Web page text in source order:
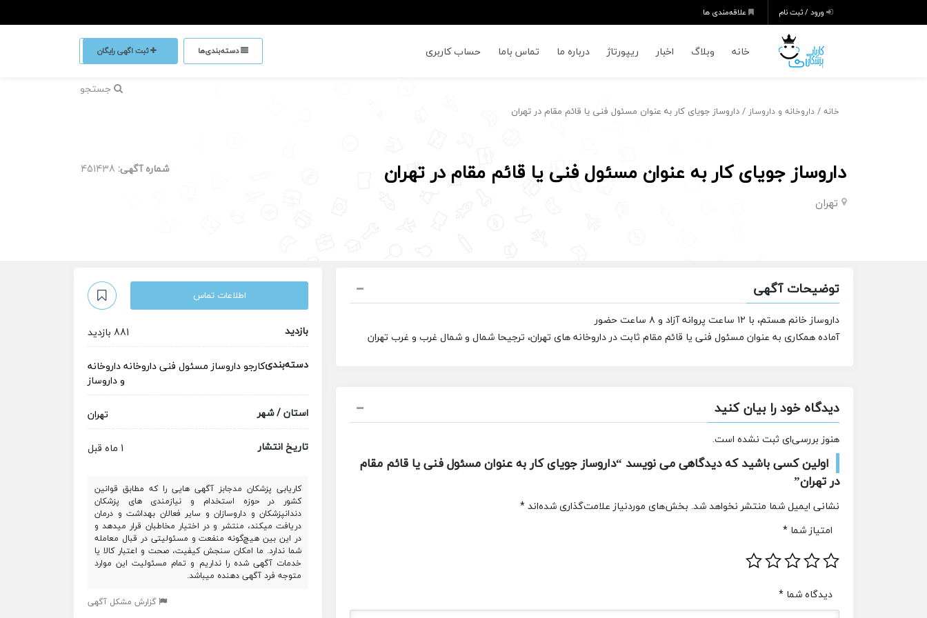
ورود / ثبت نام علاقه‌مندی ها
خانه وبلاگ اخبار ریپورتاژ درباره ما تماس باما حساب کاربری دسته‌بندی‌ها ثبت اگهی رایگان
جستجو
خانه / داروخانه و داروساز / داروساز جویای کار به عنوان مسئول فنی یا قائم مقام در تهران
داروساز جویای کار به عنوان مسئول فنی یا قائم مقام در تهران
تهران
شماره آگهی: 451438
توضیحات آگهی
داروساز خانم هستم، با ۱۲ ساعت پروانه آزاد و ۸ ساعت حضور
آماده همکاری به عنوان مسئول فنی یا قائم مقام ثابت در داروخانه های تهران، ترجیحا شمال و شمال غرب و غرب تهران
دیدگاه خود را بیان کنید
هنوز بررسی‌ای ثبت نشده است.
اولین کسی باشید که دیدگاهی می نویسد “داروساز جویای کار به عنوان مسئول فنی یا قائم مقام
در تهران”
نشانی ایمیل شما منتشر نخواهد شد. بخش‌های موردنیاز علامت‌گذاری شده‌اند*
امتیاز شما *
دیدگاه شما *
اطلاعات تماس
بازدید
881 بازدید
دسته‌بندیکارجوداروساز مسئول فنی داروخانهداروخانه
و داروساز
استان / شهر
تهران
تاریخ انتشار
1 ماه قبل
کاریابی پزشکان مدجابز آگهی هایی را که مطابق قوانین
کشور در حوزه استخدام و نیازمندی های پزشکان
دندانپزشکان و داروسازان و سایر فعالان بهداشت و درمان
دریافت میکند، منتشر و در اختیار مخاطبان قرار میدهد و
در این بین هیچ‌گونه منفعت و مسئولیتی در قبال معامله
شما ندارد. ما امکان سنجش کیفیت، صحت و اعتبار کالا یا
خدمات آگهی شده را نداریم و تمام مسئولیت این موارد
متوجه فرد آگهی دهنده میباشد.
گزارش مشکل آگهی